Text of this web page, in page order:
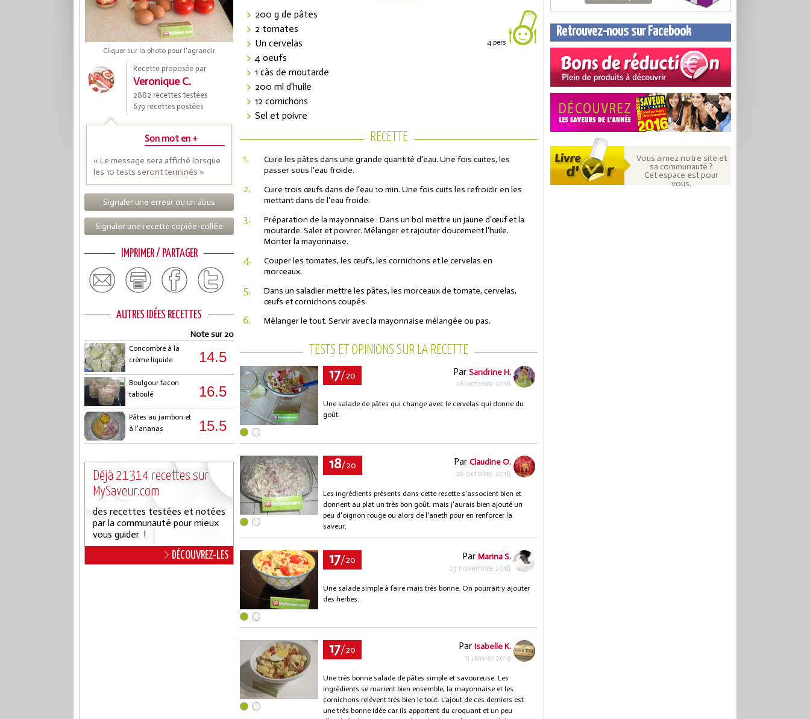
Cliquer sur la photo pour l'agrandir
Recette proposée par
Veronique C.
2882 recettes testées
679 recettes postées
Son mot en +
« Le message sera affiché lorsque
les 10 tests seront terminés »
Signaler une erreur ou un abus
Signaler une recette copiée-collée
IMPRIMER / PARTAGER
AUTRES IDÉES RECETTES
Note sur 20
Concombre à la
crème liquide
14.5
Boulgour facon
taboulé
16.5
Pâtes au jambon et
à l'ananas
15.5
Déjà 21314 recettes sur
MySaveur.com
des recettes testées et notées
par la communauté pour mieux
vous guider !
DÉCOUVREZ-LES
4 pers
200 g de pâtes
2 tomates
Un cervelas
4 oeufs
1 càs de moutarde
200 ml d'huile
12 cornichons
Sel et poivre
RECETTE
1.
Cuire les pâtes dans une grande quantité d'eau. Une fois cuites, les
passer sous l'eau froide.
2.
Cuire trois œufs dans de l'eau 10 min. Une fois cuits les refroidir en les
mettant dans de l'eau froide.
3.
Préparation de la mayonnaise : Dans un bol mettre un jaune d'œuf et la
moutarde. Saler et poivrer. Mélanger et rajouter doucement l'huile.
Monter la mayonnaise.
4.
Couper les tomates, les œufs, les cornichons et le cervelas en
morceaux.
5.
Dans un saladier mettre les pâtes, les morceaux de tomate, cervelas,
œufs et cornichons coupés.
6. Mélanger le tout. Servir avec la mayonnaise mélangée ou pas.
TESTS ET OPINIONS SUR LA RECETTE
17/20 Par Sandrine H.
26 octobre 2018
Une salade de pâtes qui change avec le cervelas qui donne du
goût.
18/20 Par Claudine O.
26 octobre 2018
Les ingrédients présents dans cette recette s'associent bien et
donnent au plat un très bon goût, mais j'aurais bien ajouté un
peu d'oignon rouge ou alors de l'aneth pour en renforcer la
saveur.
17/20 Par Marina S.
23 novembre 2018
Une salade simple à faire mais très bonne. On pourrait y ajouter
des herbes.
17/20 Par Isabelle K.
11 janvier 2019
Une très bonne salade de pâtes simple et savoureuse. Les
ingrédients se marient bien ensemble, la mayonnaise et les
cornichons relèvent très bien le tout. L’ajout de ces derniers est
une très bonne idée car ils apportent du croquant et un peu
Retrouvez-nous sur Facebook
Coupons de réduction
Saveurs de l'Année
Vous aimez notre site et
sa communauté ?
Cet espace est pour
vous.